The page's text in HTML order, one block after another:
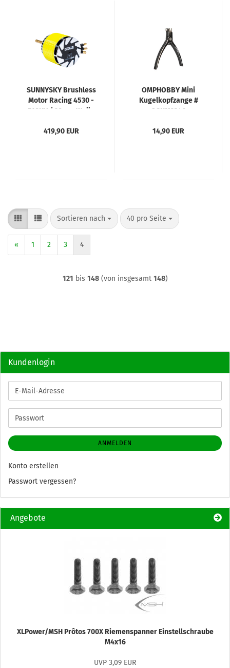
SUNNYSKY Brushless
Motor Racing 4530 -
518KV / 38mm Welle
419,90 EUR
OMPHOBBY Mini
Kugelkopfzange #
OSHM2346
14,90 EUR
Sortieren nach
Sortieren nach 40 pro Seite
pro Seite
« 1 2 3 4
121 bis 148(von insgesamt 148)
Kundenlogin
E-
Mail-
Adresse
Passwort
ANMELDEN
Konto erstellen
Passwort vergessen?
Angebote
XLPower/MSH Prôtos 700X Riemenspanner Einstellschraube
M4x16
UVP 3,09 EUR